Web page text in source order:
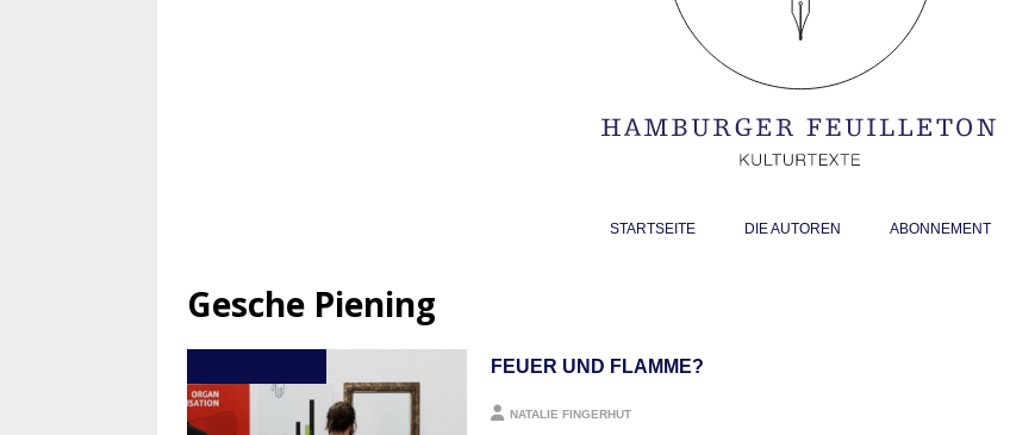
STARTSEITE DIE AUTOREN ABONNEMENT
Gesche Piening
FEUER UND FLAMME?
NATALIE FINGERHUT